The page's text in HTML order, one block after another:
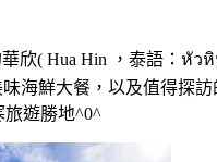
欣( Hua Hin ，泰語：หั
海鮮大餐，以及值得探
旅遊勝地^0^